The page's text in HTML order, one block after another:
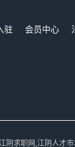
驻 会员中心
阴求职网,江阴人才市